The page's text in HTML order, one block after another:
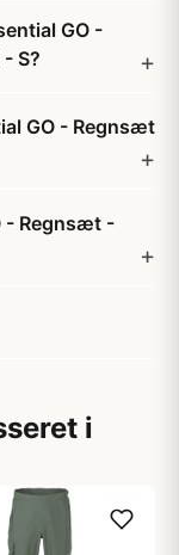
GO -
S?
GO - Regnsæt
- Regnsæt -
i